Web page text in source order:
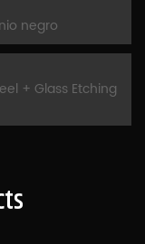
negro
+ Glass Etching